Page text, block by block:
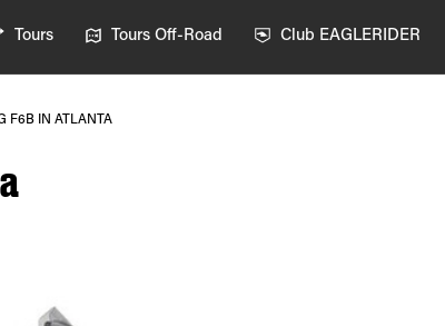
Tours Tours Off-Road Club EAGLERIDER
F6B IN ATLANTA